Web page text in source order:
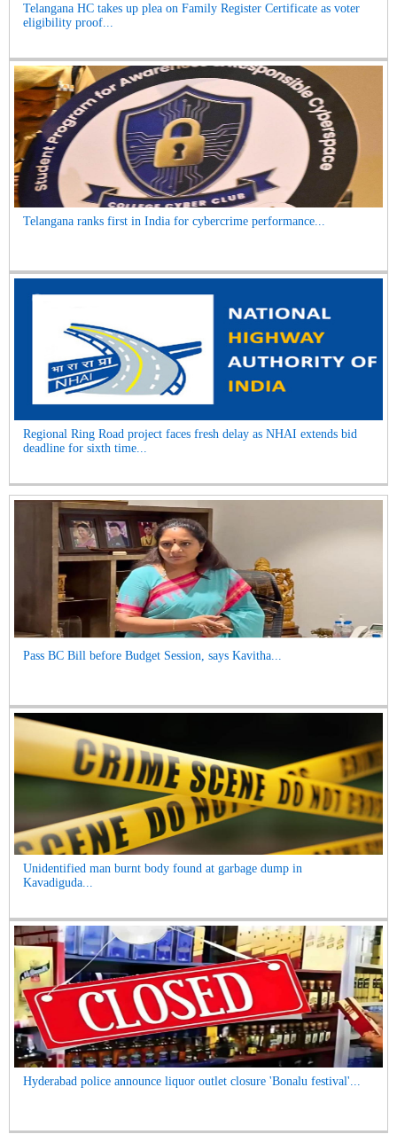
Telangana HC takes up plea on Family Register Certificate as voter
eligibility proof...
Telangana ranks first in India for cybercrime performance...
Regional Ring Road project faces fresh delay as NHAI extends bid
deadline for sixth time...
Pass BC Bill before Budget Session, says Kavitha...
Unidentified man burnt body found at garbage dump in
Kavadiguda...
Hyderabad police announce liquor outlet closure 'Bonalu festival'...